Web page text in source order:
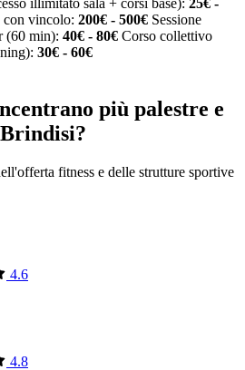
illimitato sala + corsi base): 25€ -
con vincolo: 200€ - 500€ Sessione
(60 min): 40€ - 80€ Corso collettivo
30€ - 60€
più palestre e
fitness e delle strutture sportive
4.6
4.8